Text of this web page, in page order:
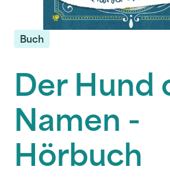
Buch
Der Hund
Namen -
Hörbuch